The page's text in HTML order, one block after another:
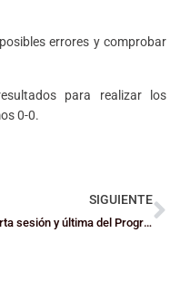
errores y comprobar
para realizar los
0-0.
SIGUIENTE
Cuarta sesión y última del Programa de Tecnificación antes del descanso carnavalero